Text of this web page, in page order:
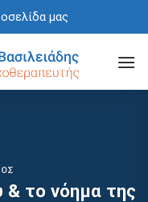
μας
& το νόημα της